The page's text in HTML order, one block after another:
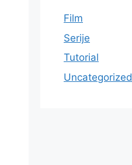
Film
Serije
Tutorial
Uncategorized